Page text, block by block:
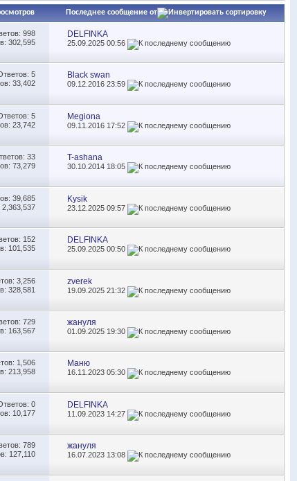
Последнее сообщение от
998
302,595
DELFINKA
25.09.202500:56
5
33,402
Black swan
09.12.201623:59
5
23,742
Megiona
09.11.2016 17:52
33
73,279
T-ashana
30.10.2014 18:05
39,685
Kysik
23.12.202509:57
152
101,535
DELFINKA
25.09.202500:50
3,256
328,581
zverek
19.09.202521:32
729
163,567
жануля
01.09.2025 19:30
1,506
213,958
Маню
16.11.202305:30
0
10,177
DELFINKA
11.09.2023 14:27
789
127,110
жануля
16.07.202313:08